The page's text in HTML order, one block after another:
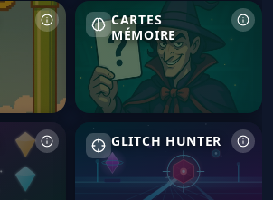
CARTES
MÉMOIRE
Cartes mémoire
GLITCH HUNTER
Glitch Hunter